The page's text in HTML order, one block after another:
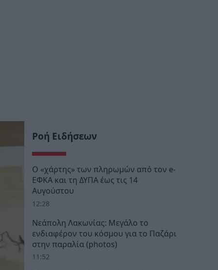
Ροή Ειδήσεων
Ο «χάρτης» των πληρωμών από τον e-
ΕΦΚΑ και τη ΔΥΠΑ έως τις 14
Αυγούστου
12:28
Νεάπολη Λακωνίας: Μεγάλο το
ενδιαφέρον του κόσμου για το Παζάρι
στην παραλία (photos)
11:52